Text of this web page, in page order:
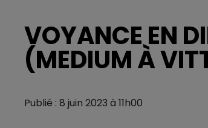
VOYANCE EN
(MEDIUM À
Publié : 8 juin 2023 à 11h00